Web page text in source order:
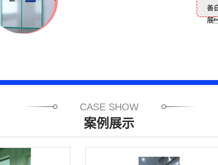
善
展
CASE SHOW
案例展示